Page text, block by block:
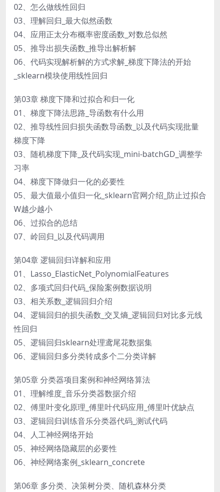
02、怎么做线性回归
03、理解回归_最大似然函数
04、应用正太分布概率密度函数_对数总似然
05、推导出损失函数_推导出解析解
06、代码实现解析解的方式求解_梯度下降法的开始
_sklearn模块使用线性回归
第03章 梯度下降和过拟合和归一化
01、梯度下降法思路_导函数有什么用
02、推导线性回归损失函数导函数_以及代码实现批量
梯度下降
03、随机梯度下降_及代码实现_mini-batchGD_调整学
习率
04、梯度下降做归一化的必要性
05、最大值最小值归一化_sklearn官网介绍_防止过拟合
W越少越小
06、过拟合的总结
07、岭回归_以及代码调用
第04章 逻辑回归详解和应用
01、Lasso_ElasticNet_PolynomialFeatures
02、多项式回归代码_保险案例数据说明
03、相关系数_逻辑回归介绍
04、逻辑回归的损失函数_交叉熵_逻辑回归对比多元线
性回归
05、逻辑回归sklearn处理鸢尾花数据集
06、逻辑回归多分类转成多个二分类详解
第05章 分类器项目案例和神经网络算法
01、理解维度_音乐分类器数据介绍
02、傅里叶变化原理_傅里叶代码应用_傅里叶优缺点
03、逻辑回归训练音乐分类器代码_测试代码
04、人工神经网络开始
05、神经网络隐藏层的必要性
06、神经网络案例_sklearn_concrete
第06章 多分类、决策树分类、随机森林分类